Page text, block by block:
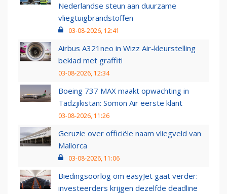
Nederlandse steun aan duurzame
vliegtuigbrandstoffen
03-08-2026, 12:41
Airbus A321neo in Wizz Air-kleurstelling
beklad met graffiti
03-08-2026, 12:34
Boeing 737 MAX maakt opwachting in
Tadzjikistan: Somon Air eerste klant
03-08-2026, 11:26
Geruzie over officiële naam vliegveld van
Mallorca
03-08-2026, 11:06
Biedingsoorlog om easyJet gaat verder:
investeerders krijgen dezelfde deadline